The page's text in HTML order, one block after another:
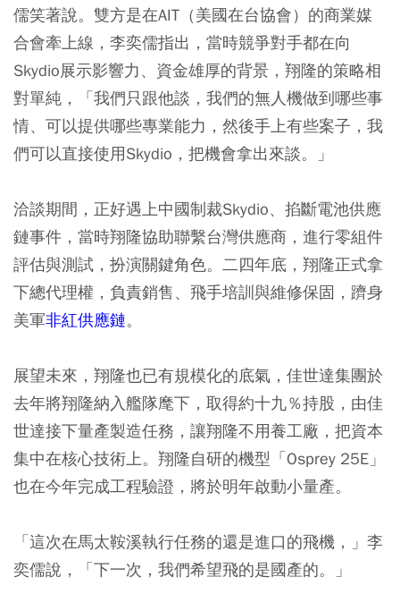
儒笑著說。雙方是在AIT（美國在台協會）的商業媒
合會牽上線，李奕儒指出，當時競爭對手都在向
Skydio展示影響力、資金雄厚的背景，翔隆的策略相
對單純，「我們只跟他談，我們的無人機做到哪些事
情、可以提供哪些專業能力，然後手上有些案子，我
們可以直接使用Skydio，把機會拿出來談。」
洽談期間，正好遇上中國制裁Skydio、掐斷電池供應
鏈事件，當時翔隆協助聯繫台灣供應商，進行零組件
評估與測試，扮演關鍵角色。二四年底，翔隆正式拿
下總代理權，負責銷售、飛手培訓與維修保固，躋身
美軍非紅供應鏈。
展望未來，翔隆也已有規模化的底氣，佳世達集團於
去年將翔隆納入艦隊麾下，取得約十九％持股，由佳
世達接下量產製造任務，讓翔隆不用養工廠，把資本
集中在核心技術上。翔隆自研的機型「Osprey 25E」
也在今年完成工程驗證，將於明年啟動小量產。
「這次在馬太鞍溪執行任務的還是進口的飛機，」李
奕儒說，「下一次，我們希望飛的是國產的。」